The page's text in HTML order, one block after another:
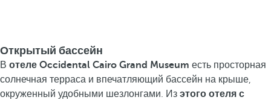
Открытый бассейн
В отеле Occidental Cairo Grand Museum есть просторная
солнечная терраса и впечатляющий бассейн на крыше,
окруженный удобными шезлонгами. Из этого отеля с